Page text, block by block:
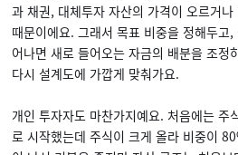
과 채권, 대체투자 자산의 가격이 오르거
때문이에요. 그래서 목표 비중을 정해두고
어나면 새로 들어오는 자금의 배분을 조정
다시 설계도에 가깝게 맞춰가요.
개인 투자자도 마찬가지예요. 처음에는
로 시작했는데 주식이 크게 올라 비중이